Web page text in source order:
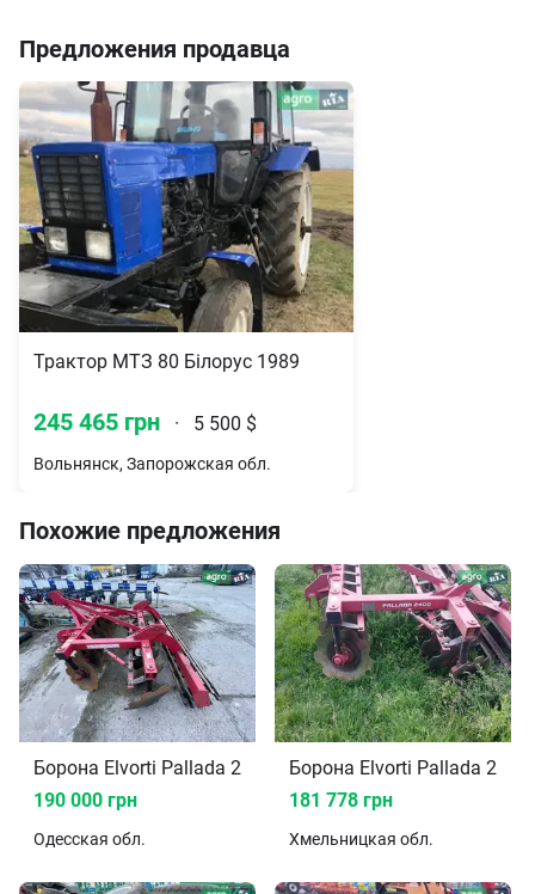
Предложения продавца
Трактор МТЗ 80 Білорус 1989
245 465 грн · 5 500 $
Вольнянск, Запорожская обл.
Похожие предложения
Борона Elvorti Pallada 2400 2017
190 000 грн
Одесская обл.
Борона Elvorti Pallada 2400
181 778 грн
Хмельницкая обл.